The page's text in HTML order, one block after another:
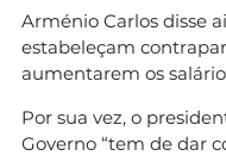
Arménio Carlos disse
estabeleçam
aumentarem os
Por sua vez, o
Governo “tem de dar